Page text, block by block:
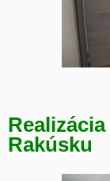
Rakúsku